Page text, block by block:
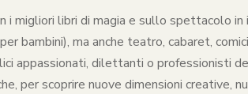
i migliori libri di magia e sullo spettacolo
bambini), ma anche teatro, cabaret,
appassionati, dilettanti o professionisti
per scoprire nuove dimensioni